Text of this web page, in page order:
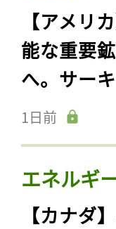
【アメリ
能な重要
へ。サー
1日前
エネルギ
【カナダ